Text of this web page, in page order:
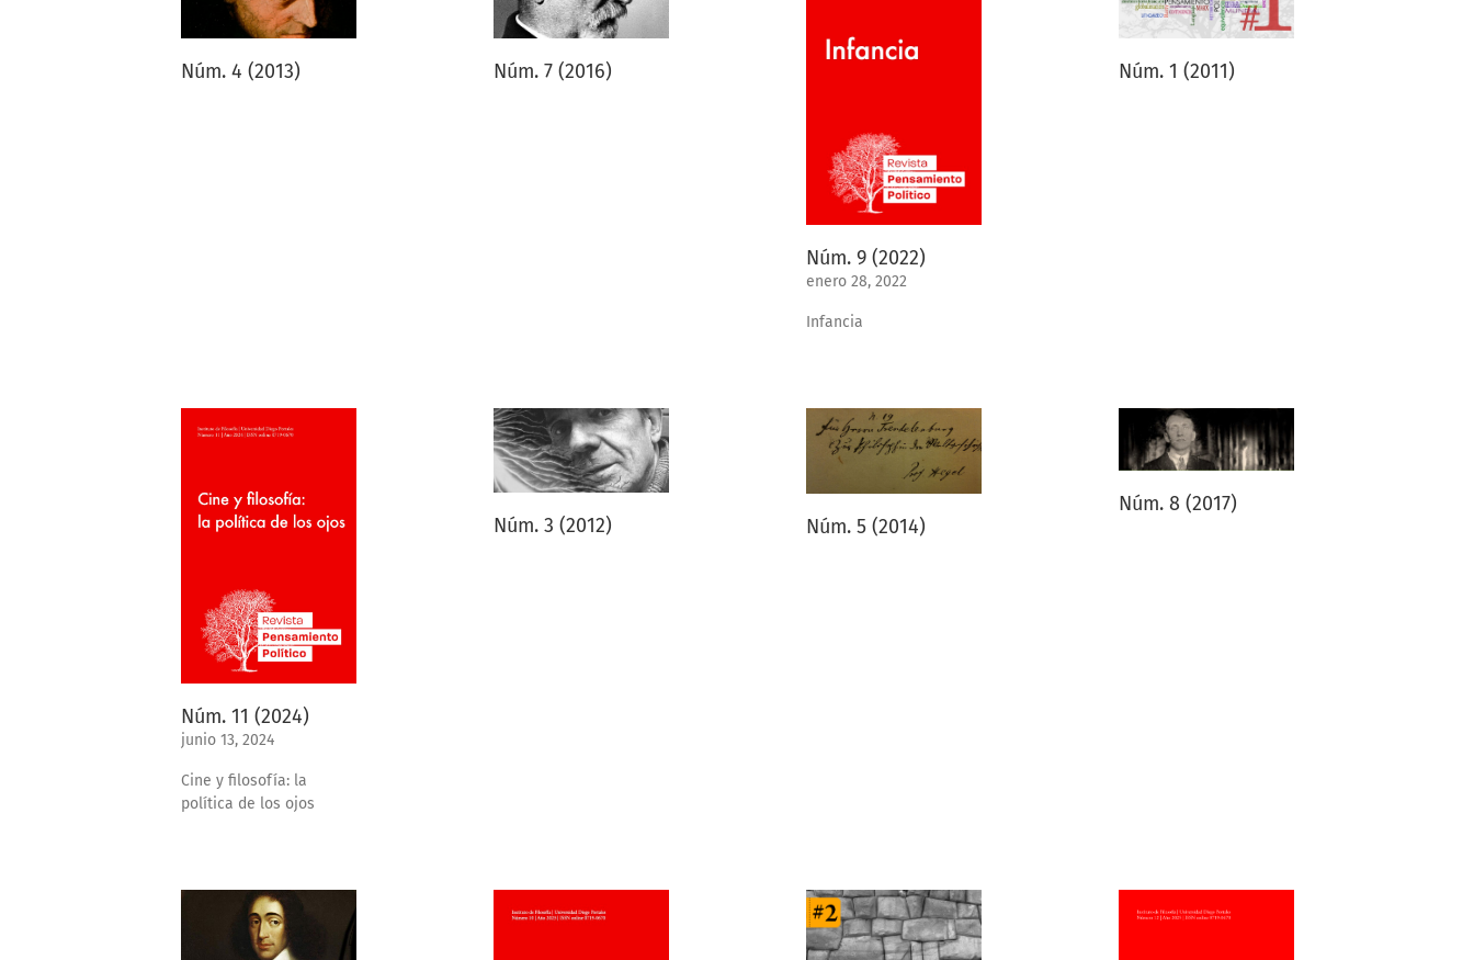
Núm. 4 (2013) Núm. 7 (2016)
Núm. 9 (2022)
enero 28, 2022
Infancia
Núm. 1 (2011)
Núm. 11 (2024)
junio 13, 2024
Cine y filosofía: la
política de los ojos
Núm. 3 (2012) Núm. 5 (2014)
Núm. 8 (2017)